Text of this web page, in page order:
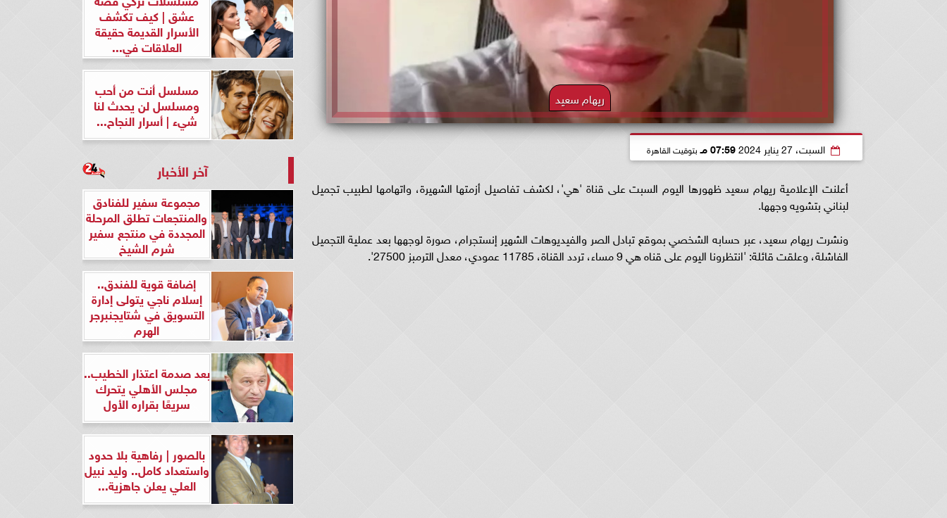
ريهام سعيد
السبت، 27 يناير 2024 07:59 مـ بتوقيت القاهرة
أعلنت الإعلامية ريهام سعيد ظهورها اليوم السبت على قناة 'هي'، لكشف تفاصيل أزمتها الشهيرة، واتهامها لطبيب تجميل
لبناني بتشويه وجهها.
ونشرت ريهام سعيد، عبر حسابه الشخصي بموقع تبادل الصر والفيديوهات الشهير إنستجرام، صورة لوجهها بعد عملية التجميل
الفاشلة، وعلقت قائلة: 'انتظرونا اليوم على قناه هي 9 مساء، تردد القناة، 11785 عمودي، معدل الترمبز 27500'.
عشق | كيف تكشف
الأسرار القديمة حقيقة
العلاقات في...
مسلسل أنت من أحب
ومسلسل لن يحدث لنا
شيء | أسرار النجاح...
آخر الأخبار
مجموعة سفير للفنادق
والمنتجعات تطلق المرحلة
المجددة في منتجع سفير
شرم الشيخ
إضافة قوية للفندق..
إسلام ناجي يتولى إدارة
التسويق في شتايجنبرجر
الهرم
بعد صدمة اعتذار الخطيب..
مجلس الأهلي يتحرك
سريعًا بقراره الأول
بالصور | رفاهية بلا حدود
واستعداد كامل.. وليد نبيل
العلي يعلن جاهزية...